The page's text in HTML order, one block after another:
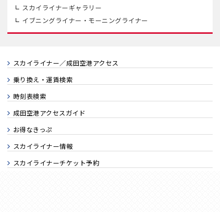
スカイライナーギャラリー
イブニングライナー・ モーニングライナー
スカイライナー／成田空港アクセス
乗り換え・運賃検索
時刻表検索
成田空港アクセスガイド
お得なきっぷ
スカイライナー情報
スカイライナーチケット予約